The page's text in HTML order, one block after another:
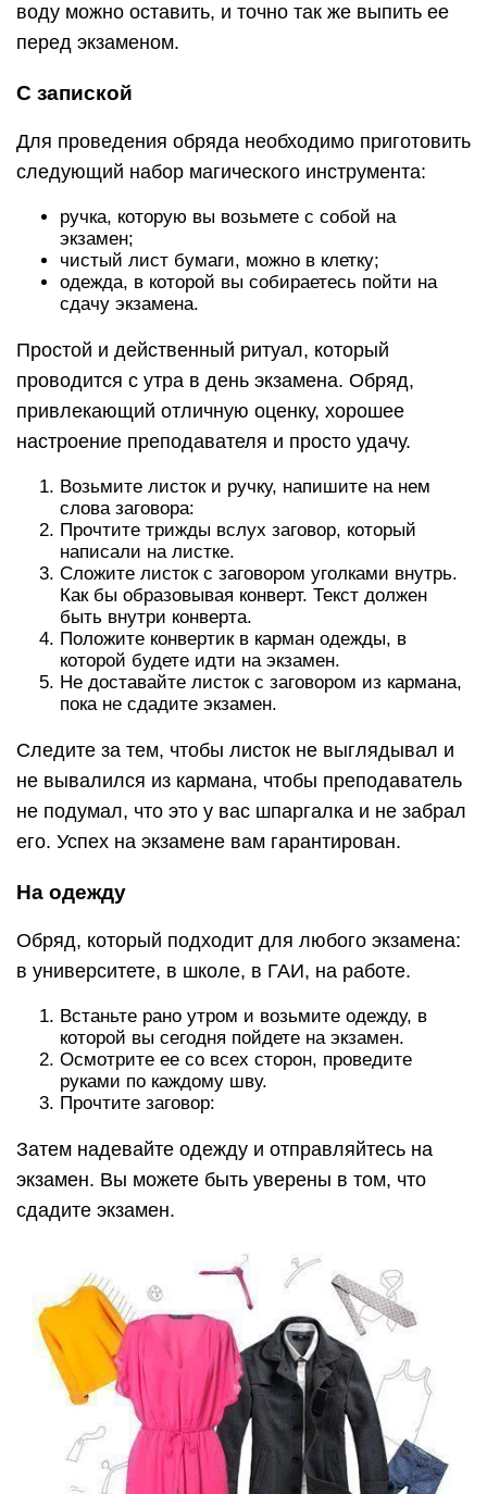
воду можно оставить, и точно так же выпить ее
перед экзаменом.
С запиской
Для проведения обряда необходимо приготовить
следующий набор магического инструмента:
ручка, которую вы возьмете с собой на
экзамен;
чистый лист бумаги, можно в клетку;
одежда, в которой вы собираетесь пойти на
сдачу экзамена.
Простой и действенный ритуал, который
проводится с утра в день экзамена. Обряд,
привлекающий отличную оценку, хорошее
настроение преподавателя и просто удачу.
Возьмите листок и ручку, напишите на нем
слова заговора:
Прочтите трижды вслух заговор, который
написали на листке.
Сложите листок с заговором уголками внутрь.
Как бы образовывая конверт. Текст должен
быть внутри конверта.
Положите конвертик в карман одежды, в
которой будете идти на экзамен.
Не доставайте листок с заговором из кармана,
пока не сдадите экзамен.
Следите за тем, чтобы листок не выглядывал и
не вывалился из кармана, чтобы преподаватель
не подумал, что это у вас шпаргалка и не забрал
его. Успех на экзамене вам гарантирован.
На одежду
Обряд, который подходит для любого экзамена:
в университете, в школе, в ГАИ, на работе.
Встаньте рано утром и возьмите одежду, в
которой вы сегодня пойдете на экзамен.
Осмотрите ее со всех сторон, проведите
руками по каждому шву.
Прочтите заговор:
Затем надевайте одежду и отправляйтесь на
экзамен. Вы можете быть уверены в том, что
сдадите экзамен.